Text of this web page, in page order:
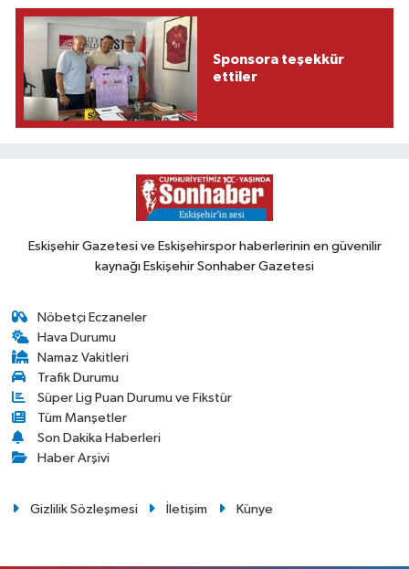
Sponsora teşekkür
ettiler
Eskişehir Gazetesi ve Eskişehirspor haberlerinin en güvenilir
kaynağı Eskişehir Sonhaber Gazetesi
Nöbetçi Eczaneler
Hava Durumu
Namaz Vakitleri
Trafik Durumu
Süper Lig Puan Durumu ve Fikstür
Tüm Manşetler
Son Dakika Haberleri
Haber Arşivi
Gizlilik Sözleşmesi İletişim Künye